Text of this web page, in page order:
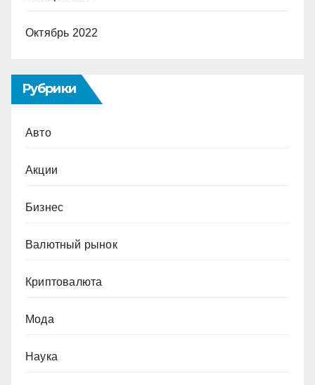
Октябрь 2022
Рубрики
Авто
Акции
Бизнес
Валютный рынок
Криптовалюта
Мода
Наука